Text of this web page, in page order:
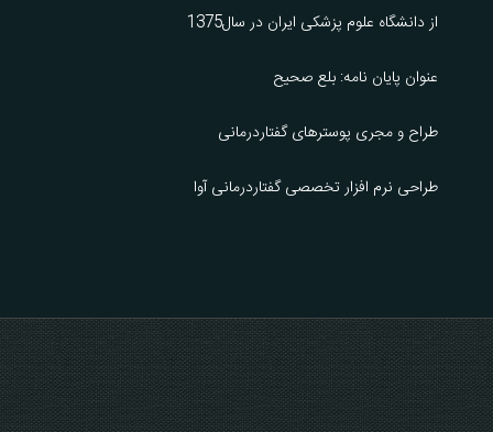
از دانشگاه علوم پزشکی ایران در سال1375
عنوان پایان نامه: بلع صحیح
طراح و مجری پوسترهای گفتاردرمانی
طراحی نرم افزار تخصصی گفتاردرمانی آوا